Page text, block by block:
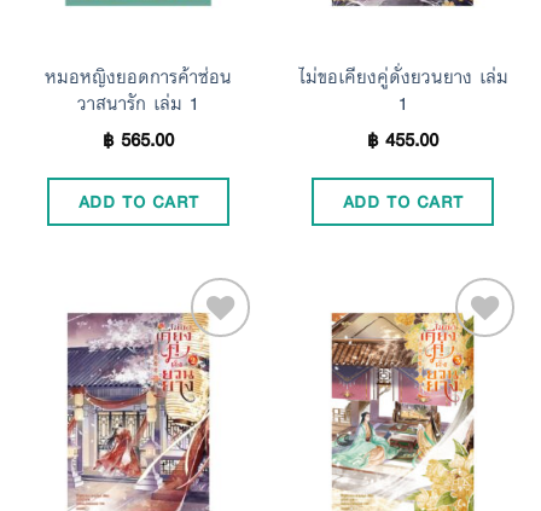
หมอหญิงยอดการค้าซ่อน
วาสนารัก เล่ม 1
฿565.00
ADD TO CART
ไม่ขอเคียงคู่ดั่งยวนยาง เล่ม
1
฿455.00
ADD TO CART
Add to
Wishlist
Add to
Wishlist